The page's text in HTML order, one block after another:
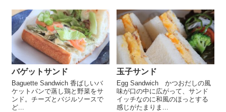
バゲットサンド
Baguette Sandwich 香ばしいバ
ケットパンで蒸し鶏と野菜をサ
ンド。チーズとバジルソースで
ど...
玉子サンド
Egg Sandwich かつおだしの風
味が口の中に広がって、サンド
イッチなのに和風のほっとする
感じがたまりま...